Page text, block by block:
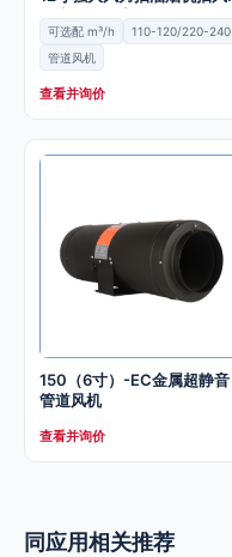
卫生间换气扇
可选配 m³/h
110-120/220-240
管道风机
查看并询价
150（6寸）-EC金属超静音
管道风机
查看并询价
同应用相关推荐